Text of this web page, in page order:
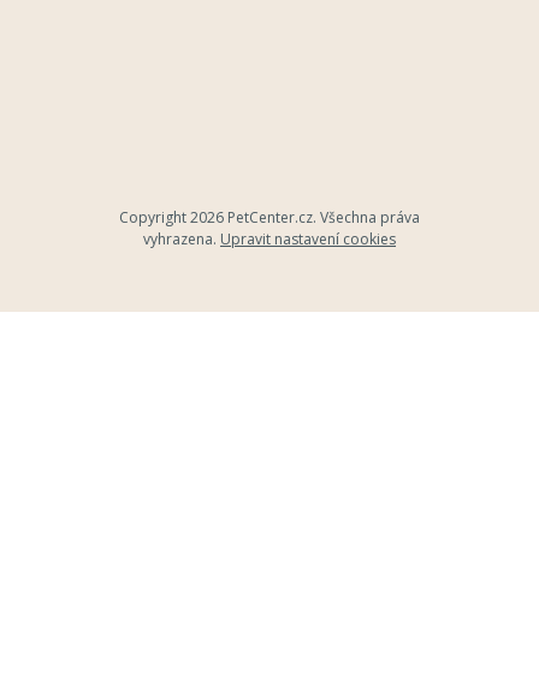
Copyright 2026 PetCenter.cz. Všechna práva
vyhrazena. Upravit nastavení cookies